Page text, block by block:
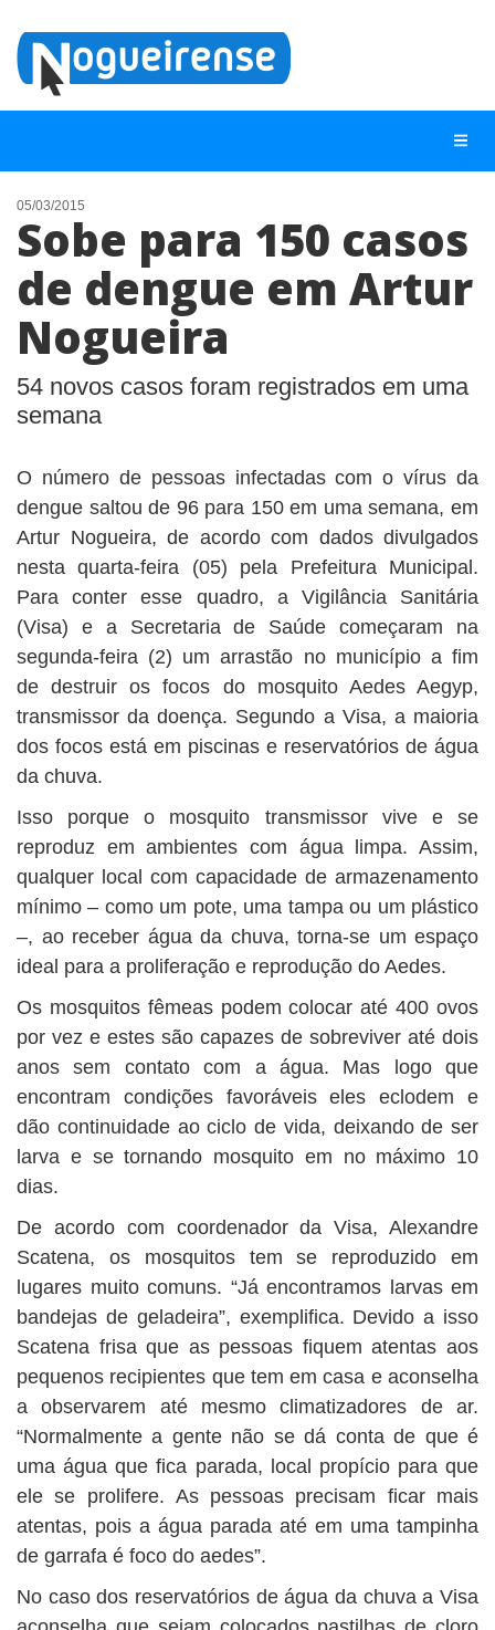
NOTÍCIAS
LISTA DIGITAL
TELEFONES ÚTEIS
QUEM SOMOS
BUSCAR
05/03/2015
Sobe para 150 casos
de dengue em Artur
Nogueira
54 novos casos foram registrados em uma
semana
O número de pessoas infectadas com o vírus da
dengue saltou de 96 para 150 em uma semana, em
Artur Nogueira, de acordo com dados divulgados
nesta quarta-feira (05) pela Prefeitura Municipal.
Para conter esse quadro, a Vigilância Sanitária
(Visa) e a Secretaria de Saúde começaram na
segunda-feira (2) um arrastão no município a fim
de destruir os focos do mosquito Aedes Aegyp,
transmissor da doença. Segundo a Visa, a maioria
dos focos está em piscinas e reservatórios de água
da chuva.
Isso porque o mosquito transmissor vive e se
reproduz em ambientes com água limpa. Assim,
qualquer local com capacidade de armazenamento
mínimo – como um pote, uma tampa ou um plástico
–, ao receber água da chuva, torna-se um espaço
ideal para a proliferação e reprodução do Aedes.
Os mosquitos fêmeas podem colocar até 400 ovos
por vez e estes são capazes de sobreviver até dois
anos sem contato com a água. Mas logo que
encontram condições favoráveis eles eclodem e
dão continuidade ao ciclo de vida, deixando de ser
larva e se tornando mosquito em no máximo 10
dias.
De acordo com coordenador da Visa, Alexandre
Scatena, os mosquitos tem se reproduzido em
lugares muito comuns. “Já encontramos larvas em
bandejas de geladeira”, exemplifica. Devido a isso
Scatena frisa que as pessoas fiquem atentas aos
pequenos recipientes que tem em casa e aconselha
a observarem até mesmo climatizadores de ar.
“Normalmente a gente não se dá conta de que é
uma água que fica parada, local propício para que
ele se prolifere. As pessoas precisam ficar mais
atentas, pois a água parada até em uma tampinha
de garrafa é foco do aedes”.
No caso dos reservatórios de água da chuva a Visa